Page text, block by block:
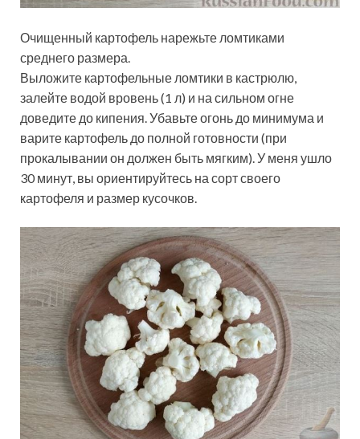
Очищенный картофель нарежьте ломтиками
среднего размера.
Выложите картофельные ломтики в кастрюлю,
залейте водой вровень (1 л) и на сильном огне
доведите до кипения. Убавьте огонь до минимума и
варите картофель до полной готовности (при
прокалывании он должен быть мягким). У меня ушло
30 минут, вы ориентируйтесь на сорт своего
картофеля и размер кусочков.